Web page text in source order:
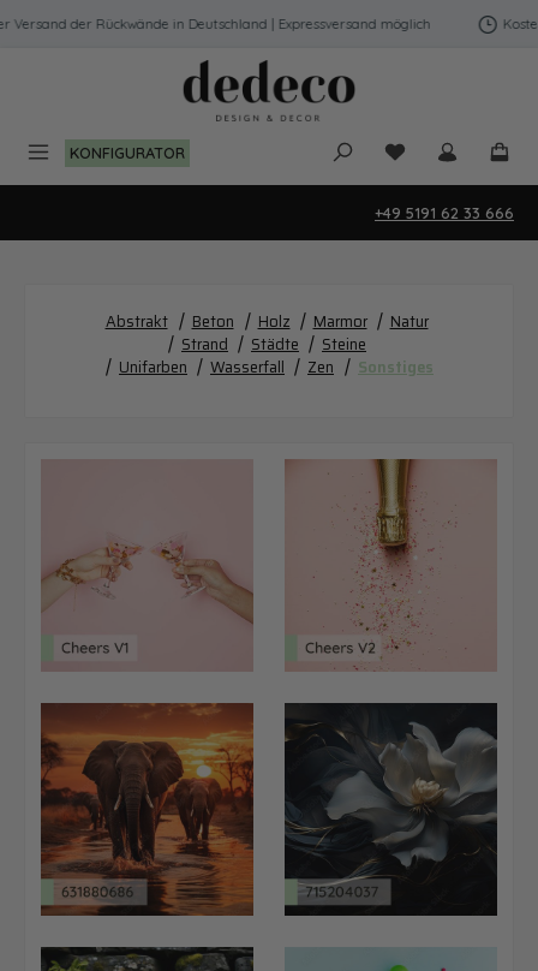
Zum Hauptinhalt springen
der Rückwände in Deutschland | Expressversand möglich
KONFIGURATOR Du hast 0
+49 5191 62 33 666
Abstrakt|Beton|Holz |Marmor |Natur
| Strand | Städte | Steine
| Unifarben | Wasserfall | Zen | Sonstiges